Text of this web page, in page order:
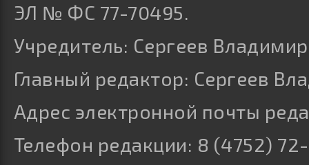
ЭЛ № ФС 77-70495.
Учредитель: Сергеев
Главный редактор: Сергеев
Адрес электронной почты
Телефон редакции: 8 (4752)